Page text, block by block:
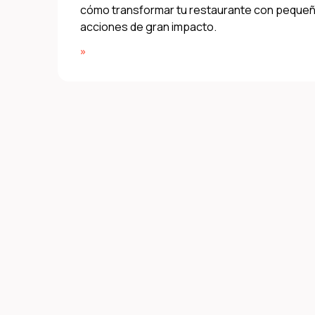
cómo transformar tu restaurante con
acciones de gran impacto.
»